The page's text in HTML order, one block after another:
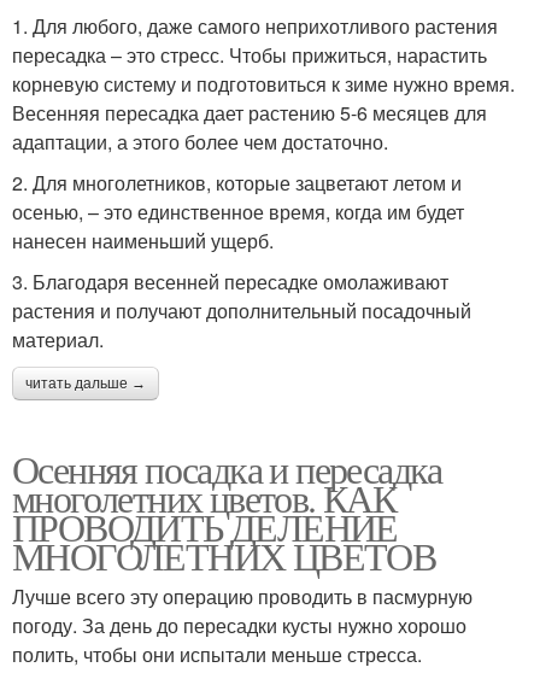
1. Для любого, даже самого неприхотливого растения
пересадка – это стресс. Чтобы прижиться, нарастить
корневую систему и подготовиться к зиме нужно время.
Весенняя пересадка дает растению 5-6 месяцев для
адаптации, а этого более чем достаточно.
2. Для многолетников, которые зацветают летом и
осенью, – это единственное время, когда им будет
нанесен наименьший ущерб.
3. Благодаря весенней пересадке омолаживают
растения и получают дополнительный посадочный
материал.
читать дальше →
Осенняя посадка и пересадка
многолетних цветов. КАК
ПРОВОДИТЬ ДЕЛЕНИЕ
МНОГОЛЕТНИХ ЦВЕТОВ
Лучше всего эту операцию проводить в пасмурную
погоду. За день до пересадки кусты нужно хорошо
полить, чтобы они испытали меньше стресса.